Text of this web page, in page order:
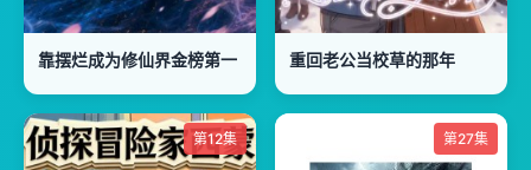
靠摆烂成为修仙界金榜第一 重回老公当校草的那年
第12集 第27集